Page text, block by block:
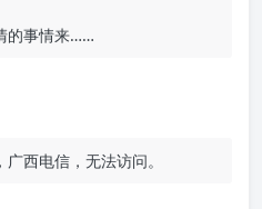
的事情来……
西电信，无法访问。